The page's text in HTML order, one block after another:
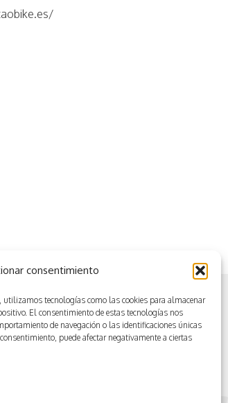
consentimiento
utilizamos tecnologías como las cookies para almacenar
El consentimiento de estas tecnologías nos
de navegación o las identificaciones únicas
puede afectar negativamente a ciertas